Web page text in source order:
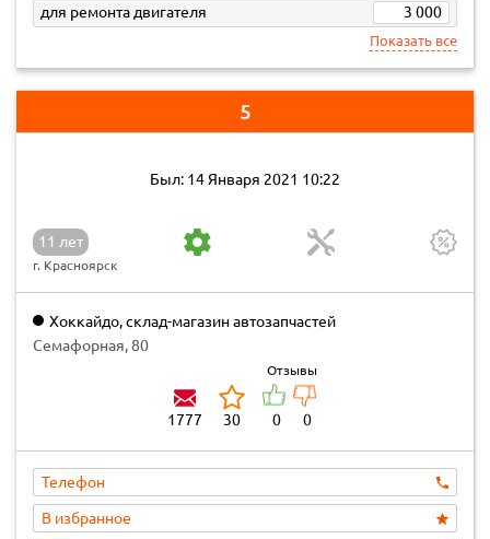
для ремонта двигателя
3 000
Показать все
5
Был: 14 Января 2021 10:22
11 лет
г. Красноярск
Хоккайдо, склад-магазин автозапчастей
Семафорная, 80
1777 30
Отзывы
0 0
Телефон
В избранное